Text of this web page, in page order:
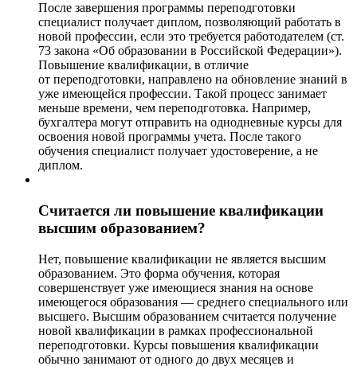
После завершения программы переподготовки
специалист получает диплом, позволяющий работать в
новой профессии, если это требуется работодателем (ст.
73 закона «Об образовании в Российской Федерации»).
Повышение квалификации, в отличие
от переподготовки, направлено на обновление знаний в
уже имеющейся профессии. Такой процесс занимает
меньше времени, чем переподготовка. Например,
бухгалтера могут отправить на однодневные курсы для
освоения новой программы учета. После такого
обучения специалист получает удостоверение, а не
диплом.
Считается ли повышение квалификации
высшим образованием?
Нет, повышение квалификации не является высшим
образованием. Это форма обучения, которая
совершенствует уже имеющиеся знания на основе
имеющегося образования — среднего специального или
высшего. Высшим образованием считается получение
новой квалификации в рамках профессиональной
переподготовки. Курсы повышения квалификации
обычно занимают от одного до двух месяцев и